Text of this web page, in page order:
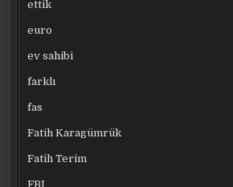
ettik
euro
ev sahibi
farklı
fas
Fatih Karagümrük
Fatih Terim
FBI